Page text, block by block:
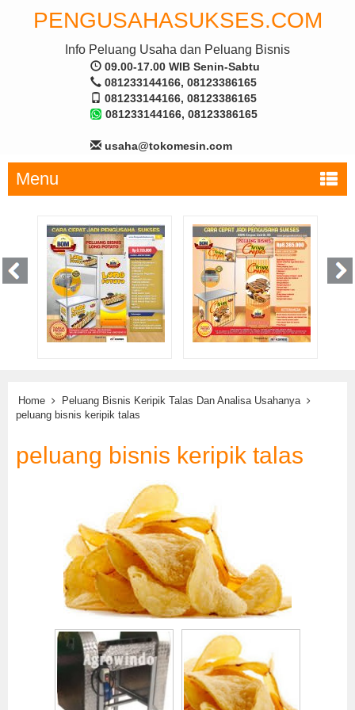
PENGUSAHASUKSES.COM
Info Peluang Usaha dan Peluang Bisnis
09.00-17.00 WIB Senin-Sabtu
081233144166, 08123386165
081233144166, 08123386165
081233144166, 08123386165
usaha@tokomesin.com
Menu
Home
Peluang Bisnis Keripik Talas Dan Analisa Usahanya
peluang bisnis keripik talas
peluang bisnis keripik talas